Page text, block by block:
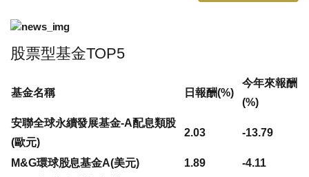
股票型基金TOP5
基金名稱 日報酬(%)
今年來報酬
(%)
安聯全球永續發展基金-A配息類股
(歐元)
2.03 -13.79
M&G環球股息基金A(美元) 1.89
-4.11